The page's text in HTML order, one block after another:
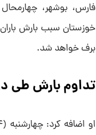
فارس، بوشهر،
خوزستان سبب بارش
برف خواهد شد.
تداوم بارش طی